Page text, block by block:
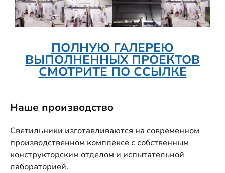
ПОЛНУЮ ГАЛЕРЕЮ
ВЫПОЛНЕННЫХ ПРОЕКТОВ
СМОТРИТЕ ПО ССЫЛКЕ
Наше производство
Светильники изготавливаются на современном
производственном комплексе с собственным
конструкторским отделом и испытательной
лабораторией.